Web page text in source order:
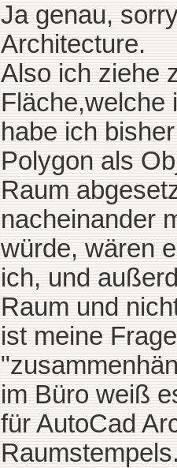
Ja genau,
Architecture.
Also ich ziehe
Fläche,welche
habe ich
Polygon als
Raum
nacheinander
würde, wären
ich, und
Raum und
ist meine
im Büro weiß
für AutoCad